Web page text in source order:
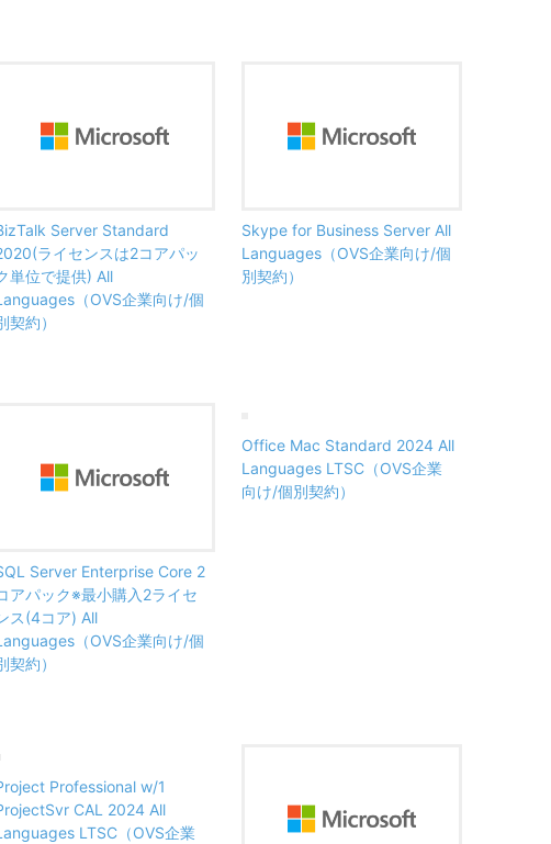
Server Standard
ライセンスは2コアパッ
単位で提供) All
（OVS企業向け/個
契約）
Skype for Business Server All
Languages（OVS企業向け/個
別契約）
Server Enterprise Core 2
アパック※最小購入2ライセ
ス(4コア) All
（OVS企業向け/個
契約）
Office Mac Standard 2024 All
Languages LTSC（OVS企業
向け/個別契約）
Professional w/1
CAL 2024 All
LTSC（OVS企業